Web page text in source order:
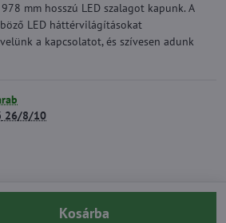
mm hosszú LED szalagot kapunk. A
LED háttérvilágításokat
a kapcsolatot, és szívesen adunk
26/8/10
Kosárba